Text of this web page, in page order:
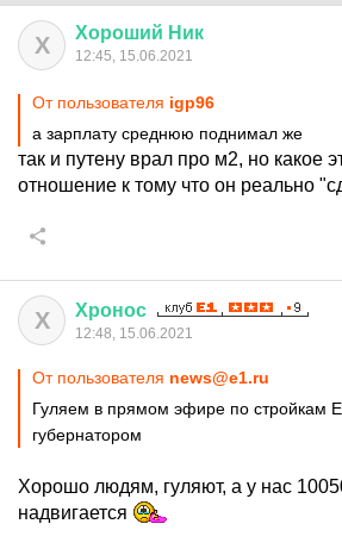
Х Хороший Ник
12:45, 15.06.2021
От пользователя igp96
а зарплату среднюю поднимал же
так и путену врал про м2, но какое
отношение к тому что он реально
Х Хронос
12:48, 15.06.2021
От пользователя news@e1.ru
Гуляем в прямом эфире по стройкам
губернатором
Хорошо людям, гуляют, а у нас
надвигается